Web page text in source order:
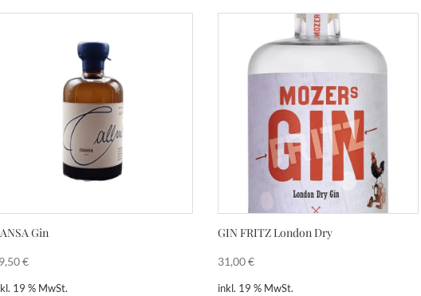
Gin
€
19 % MwSt.
GIN FRITZ London Dry
31,00€
inkl. 19 % MwSt.